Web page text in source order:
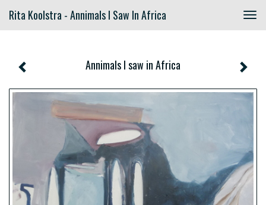
Rita Koolstra - Annimals I Saw In Africa
Annimals I saw in Africa